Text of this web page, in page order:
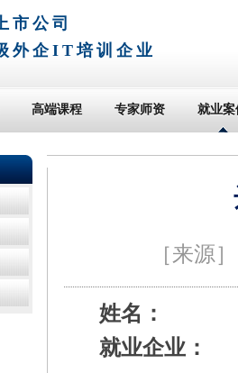
市公司
外企IT培训企业
高端课程 专家师资 就业案
［来源
姓名：
就业企业：